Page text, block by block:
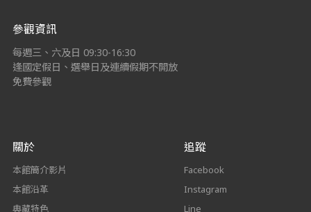
參觀資訊
每週三、六及日 09:30-16:30
逢國定假日、選舉日及連續假期不開放
免費參觀
關於
本館簡介影片
本館沿革
典藏特色
追蹤
Facebook
Instagram
Line